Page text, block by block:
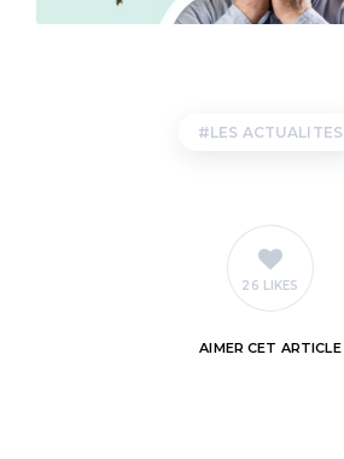
LES ACTUALITES
26 LIKES
AIMER CET ARTICLE